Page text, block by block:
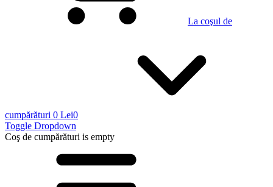
La coşul de
cumpărături 0 Lei0
Toggle Dropdown
Coş de cumpărături is empty